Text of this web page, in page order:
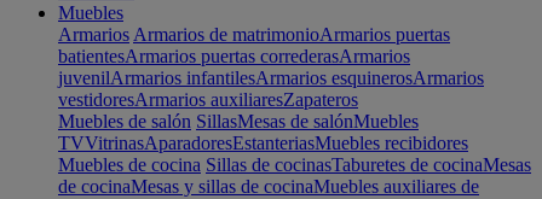
Muebles
Armarios Armarios de matrimonioArmarios puertas
batientesArmarios puertas correderasArmarios
juvenilArmarios infantilesArmarios esquinerosArmarios
vestidoresArmarios auxiliaresZapateros
Muebles de salón SillasMesas de salónMuebles
TVVitrinasAparadoresEstanteriasMuebles recibidores
Muebles de cocina Sillas de cocinasTaburetes de cocinaMesas
de cocinaMesas y sillas de cocinaMuebles auxiliares de